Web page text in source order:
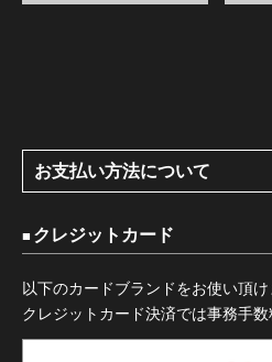
お支払い方法について
クレジットカード
以下のカードブランドをお使い頂け
クレジットカード決済では事務手数